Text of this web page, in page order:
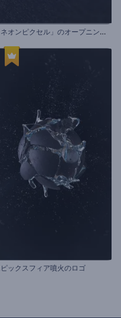
「
ネオンピクセル」のオープニング動画
ックスフィア噴火のロゴ